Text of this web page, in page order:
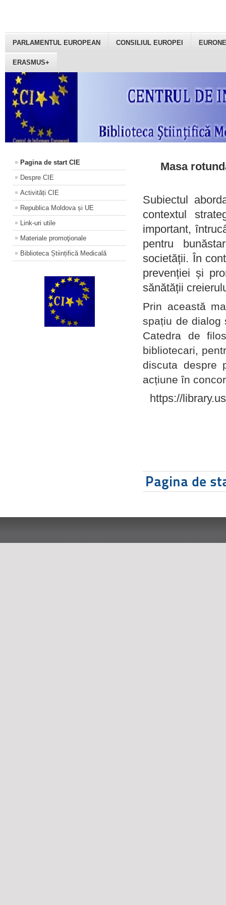
PARLAMENTUL EUROPEAN CONSILIUL EUROPEI
ERASMUS+
Pagina de start CIE
Despre CIE
Activități CIE
Republica Moldova și UE
Link-uri utile
Materiale promoţionale
Biblioteca Științifică Medicală
Masa
Subiectul
contextul
important,
pentru
societății. În
prevenției și
sănătății
Prin această
spațiu de dialog
Catedra de
bibliotecari,
discuta despre
acțiune în
https://
Pagina de